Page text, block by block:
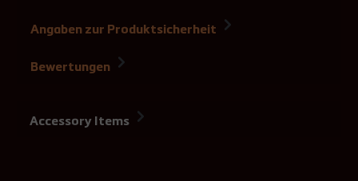
Angaben zur Produktsicherheit
Bewertungen
Accessory Items